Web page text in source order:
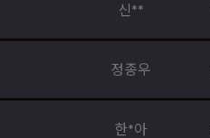
신**
정종우
한*아